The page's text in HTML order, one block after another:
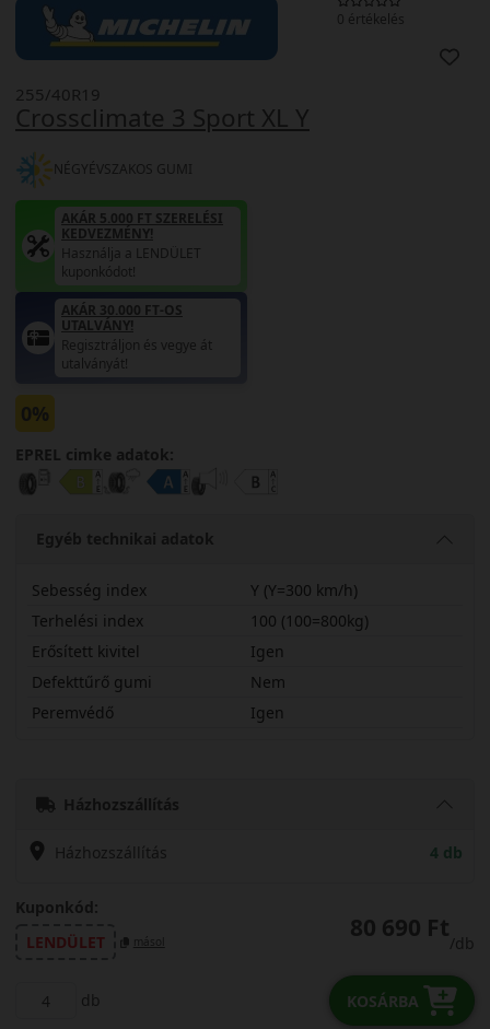
0 értékelés
Crossclimate 3 Sport XL Y
255/40R19
NÉGYÉVSZAKOS GUMI
AKÁR 5.000 FT SZERELÉSI
KEDVEZMÉNY!
Használja a LENDÜLET
kuponkódot!
AKÁR 30.000 FT-OS
UTALVÁNY!
Regisztráljon és vegye át
utalványát!
0%
EPREL cimke adatok:
Egyéb technikai adatok
Sebesség index
Y (Y=300 km/h)
Terhelési index
100 (100=800kg)
Erősített kivitel
Igen
Defekttűrő gumi
Nem
Peremvédő
Igen
Házhozszállítás
Házhozszállítás 4 db
Kuponkód:
LENDÜLET
másol 80 690 Ft
/db
db KOSÁRBA